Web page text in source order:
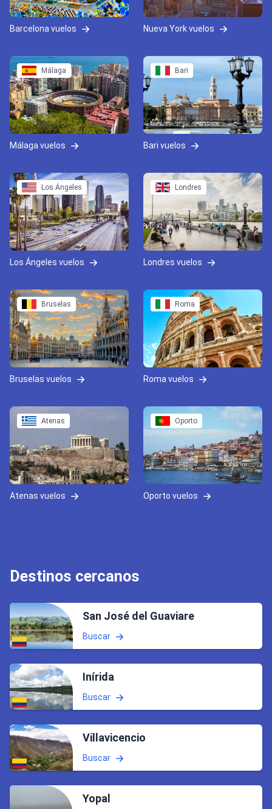
Barcelona vuelos Nueva York vuelos
Málaga
Málaga vuelos
Bari
Bari vuelos
Los Ángeles
Los Ángeles vuelos
Londres
Londres vuelos
Bruselas
Bruselas vuelos
Roma
Roma vuelos
Atenas
Atenas vuelos
Oporto
Oporto vuelos
Destinos cercanos
San José del Guaviare
Buscar
Inírida
Buscar
Villavicencio
Buscar
Yopal